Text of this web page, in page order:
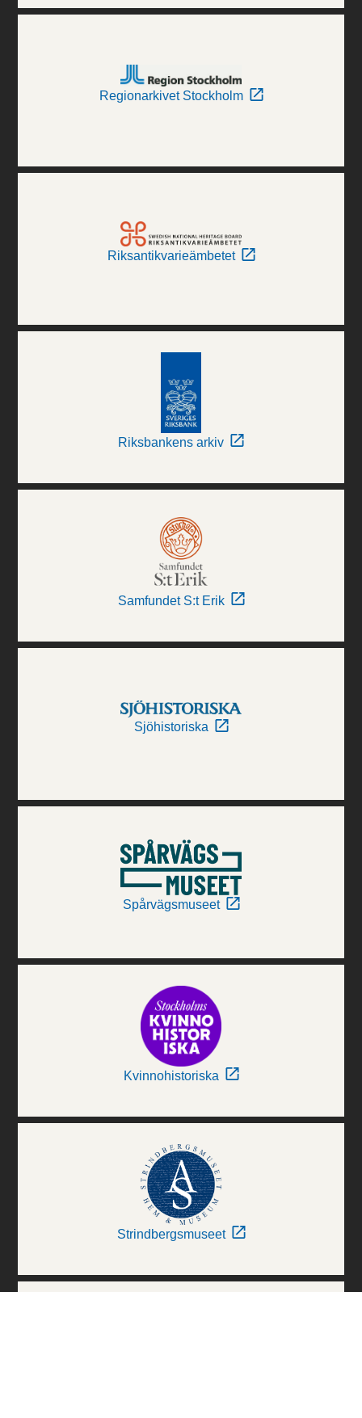
Regionarkivet Stockholm
Riksantikvarieämbetet
Riksbankens arkiv
Samfundet S:t Erik
Sjöhistoriska
Spårvägsmuseet
Kvinnohistoriska
Strindbergsmuseet